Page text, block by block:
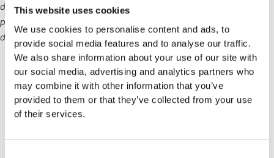
This website uses cookies
We use cookies to personalise content and ads, to
provide social media features and to analyse our traffic.
We also share information about your use of our site with
our social media, advertising and analytics partners who
may combine it with other information that you’ve
provided to them or that they’ve collected from your use
of their services.
d’un onduleur, d’un multicontrôleur et d’un écran standard, ne
prend donc pas en charge la connectivité et l’assistance à
distance.